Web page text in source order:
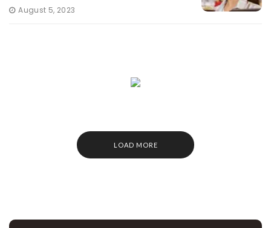
August 5, 2023
LOAD MORE